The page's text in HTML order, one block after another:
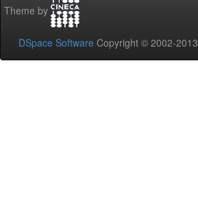
Theme by
DSpace Software Copyright © 2002-2013